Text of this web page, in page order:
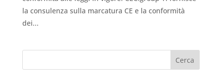
la consulenza sulla marcatura CE e la conformità
dei...